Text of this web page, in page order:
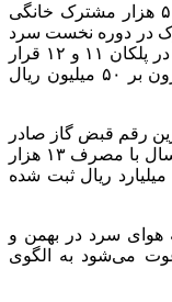
وی ادامه داد: در مازندران یک میلیون و ۵۰۰ هزار مشترک خانگی
تعداد ۱۲ هزار مشترک در دوره نخست سرد
امسال به عنوان مشترکان بسیار پرمصرف در پلکان ۱۱ و ۱۲ قرار
گرفته و میانگین قبض گاز آنها با رقمی افزون بر ۵۰ میلیون ریال
رقم قبض گاز صادر
شده در مازندران طی دوره نخست سرد امسال با مصرف ۱۳ هزار
میلیارد ریال ثبت شده
هوای سرد در بهمن و
می‌شود به الگوی